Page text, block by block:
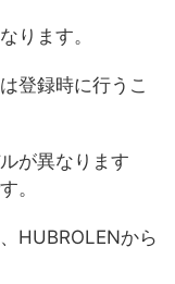
ります。
登録時に行うこ
が異なります
。
HUBROLENから